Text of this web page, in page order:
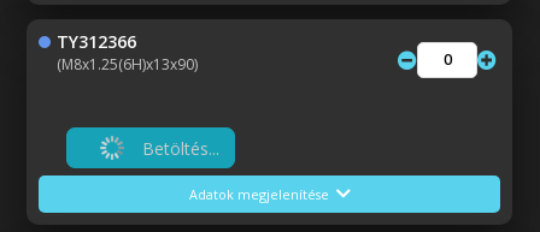
TY312366
(M8x1.25(6H)x13x90)
Betöltés...
Adatok megjelenítése